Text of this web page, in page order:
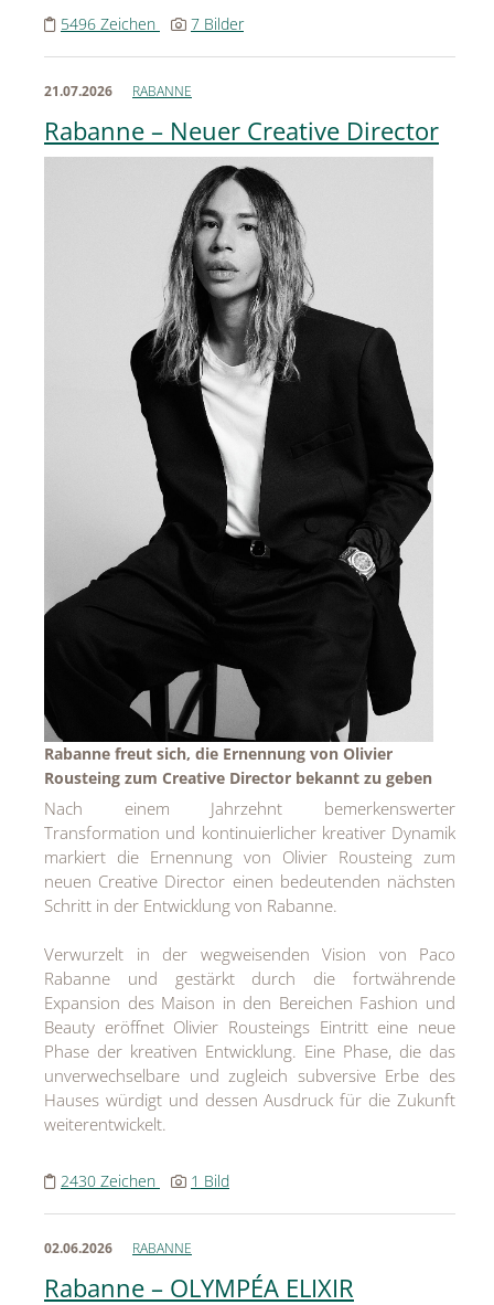
MEDIA5496 Zeichen 7 Bilder
21.07.2026 RABANNE
Rabanne – Neuer Creative Director
Rabanne freut sich, die Ernennung von Olivier
Rousteing zum Creative Director bekannt zu geben
Nach einem Jahrzehnt bemerkenswerter
Transformation und kontinuierlicher kreativer Dynamik
markiert die Ernennung von Olivier Rousteing zum
neuen Creative Director einen bedeutenden nächsten
Schritt in der Entwicklung von Rabanne.
Verwurzelt in der wegweisenden Vision von Paco
Rabanne und gestärkt durch die fortwährende
Expansion des Maison in den Bereichen Fashion und
Beauty eröffnet Olivier Rousteings Eintritt eine neue
Phase der kreativen Entwicklung. Eine Phase, die das
unverwechselbare und zugleich subversive Erbe des
Hauses würdigt und dessen Ausdruck für die Zukunft
weiterentwickelt.
2430 Zeichen 1 Bild
02.06.2026 RABANNE
Rabanne – OLYMPÉA ELIXIR